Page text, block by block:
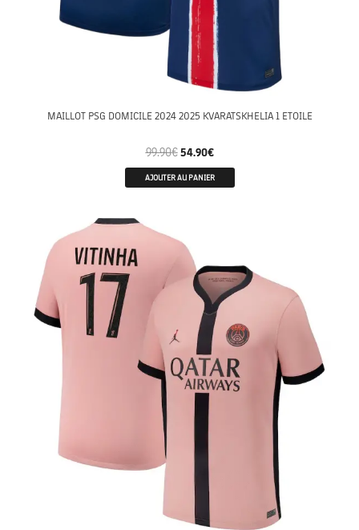
MAILLOT PSG DOMICILE 2024 2025 KVARATSKHELIA 1 ETOILE
99.90€ 54.90€
AJOUTER AU PANIER